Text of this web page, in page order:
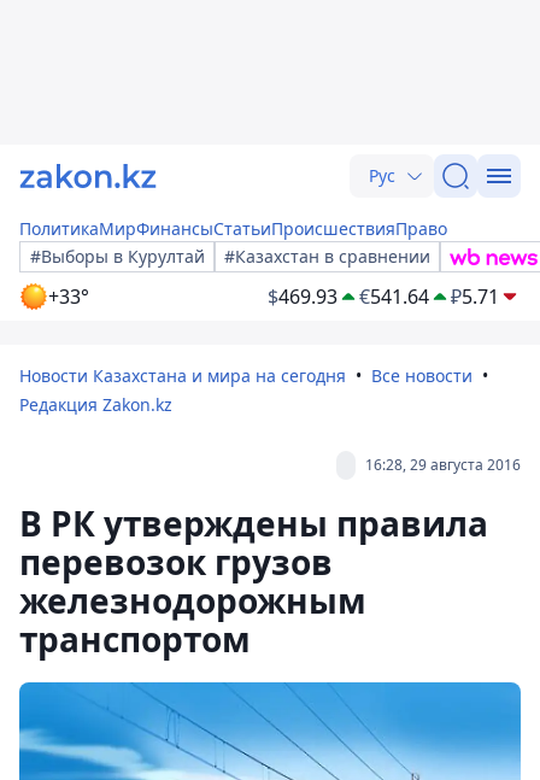
Рус
ПолитикаМирФинансыСтатьиПроисшествияПраво
#Выборы в Курултай
#Казахстан в сравнении
+33° $469.93 €541.64 ₽5.71
Новости Казахстана и мира на сегодня
Все новости
Редакция Zakon.kz
16:28, 29 августа 2016
В РК утверждены правила
перевозок грузов
железнодорожным
транспортом